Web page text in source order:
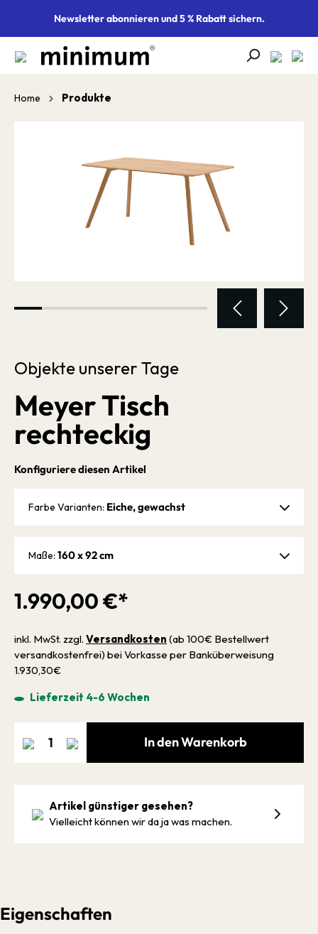
springenNewsletter abonnieren und 5 % Rabatt sichern.
Home Produkte
Objekte unserer Tage
Meyer Tisch
rechteckig
1.990,00 €*
inkl. MwSt. zzgl. Versandkosten (ab 100€ Bestellwert
versandkostenfrei) bei Vorkasse per Banküberweisung
1.930,30€
Lieferzeit 4-6 Wochen
Konfiguriere diesen Artikel
Farbe Varianten: Eiche, gewachst
Maße: 160 x 92 cm
In den Warenkorb
Artikel günstiger gesehen?
Vielleicht können wir da ja was machen.
Eigenschaften